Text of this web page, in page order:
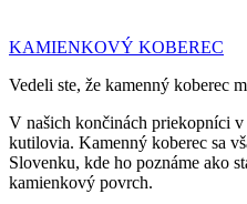
KAMIENKOVÝ KOBEREC
Vedeli ste, že kamenný koberec
V našich končinách priekopníci
kutilovia. Kamenný koberec sa
Slovenku, kde ho poznáme ako
kamienkový povrch.